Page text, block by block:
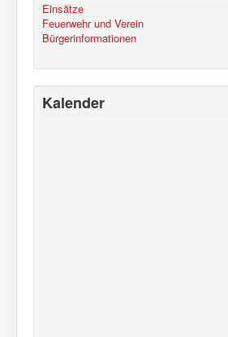
Einsätze
Feuerwehr und Verein
Bürgerinformationen
Kalender